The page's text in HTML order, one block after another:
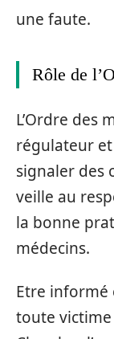
une faute.
Rôle de
L’Ordre des
régulateur
signaler des
veille au
la bonne
médecins.
Etre informé
toute victime